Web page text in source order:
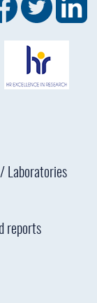
Laboratories
reports